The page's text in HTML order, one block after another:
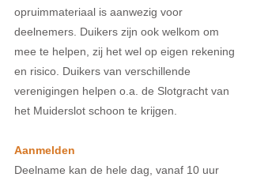
opruimmateriaal is aanwezig voor
deelnemers. Duikers zijn ook welkom om
mee te helpen, zij het wel op eigen rekening
en risico. Duikers van verschillende
verenigingen helpen o.a. de Slotgracht van
het Muiderslot schoon te krijgen.
Aanmelden
Deelname kan de hele dag, vanaf 10 uur